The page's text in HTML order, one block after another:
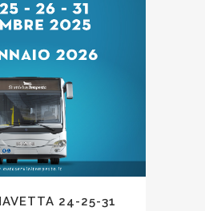
24-25-31